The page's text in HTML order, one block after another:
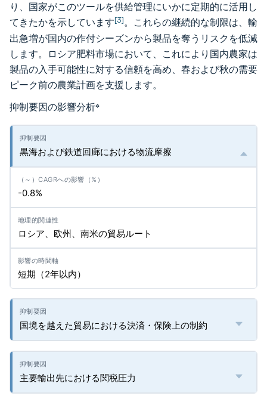
り、国家がこのツールを供給管理にいかに定期的に活用し
てきたかを示しています[3]。これらの継続的な制限は、輸
出急増が国内の作付シーズンから製品を奪うリスクを低減
します。ロシア肥料市場において、これにより国内農家は
製品の入手可能性に対する信頼を高め、春および秋の需要
ピーク前の農業計画を支援します。
抑制要因の影響分析*
黒海および鉄道回廊における物流摩擦
-0.8%
ロシア、欧州、南米の貿易ルート
短期（2年以内）
国境を越えた貿易における決済・保険上の制約
主要輸出先における関税圧力